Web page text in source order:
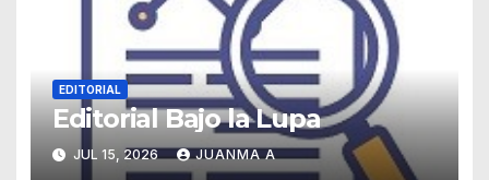
EDITORIAL
Editorial Bajo la Lupa
JUL 15, 2026 JUANMA A